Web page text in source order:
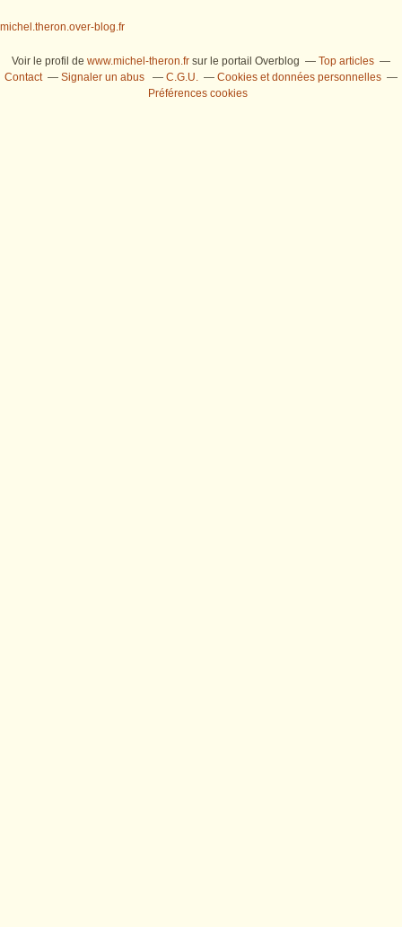
michel.theron.over-blog.fr
Voir le profil de www.michel-theron.fr sur le portail Overblog
Top articles
Contact
Signaler un abus C.G.U.
Cookies et données personnelles
Préférences cookies